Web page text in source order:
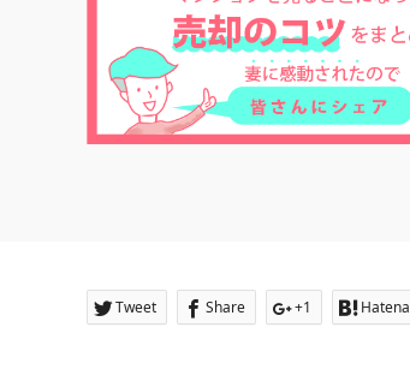
Tweet Share +1 Hatena